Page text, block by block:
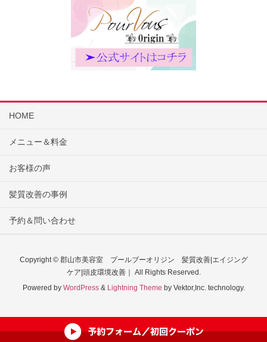
HOME
メニュー＆料金
お客様の声
髪質改善の事例
予約＆問い合わせ
Copyright © 郡山市美容室 プールブーオリジン 髪質改善|エイジング
ケア|頭皮環境改善｜ All Rights Reserved.
Powered by WordPress& Lightning Theme by Vektor,Inc. technology.